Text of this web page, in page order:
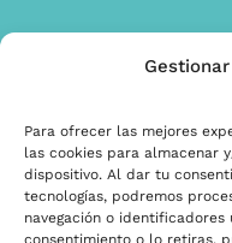
Para ofrecer las mejores
las cookies para almacenar
dispositivo. Al dar tu
tecnologías, podremos
navegación o
consentimiento o lo retiras,
INFORMACíON
Offerta
garantía y quejas
Términos y